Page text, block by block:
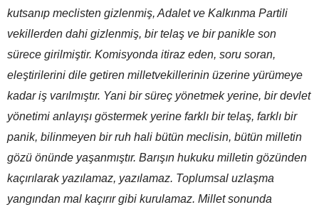
kutsanıp meclisten gizlenmiş, Adalet ve Kalkınma Partili
vekillerden dahi gizlenmiş, bir telaş ve bir panikle son
sürece girilmiştir. Komisyonda itiraz eden, soru soran,
eleştirilerini dile getiren milletvekillerinin üzerine yürümeye
kadar iş varılmıştır. Yani bir süreç yönetmek yerine, bir devlet
yönetimi anlayışı göstermek yerine farklı bir telaş, farklı bir
panik, bilinmeyen bir ruh hali bütün meclisin, bütün milletin
gözü önünde yaşanmıştır. Barışın hukuku milletin gözünden
kaçırılarak yazılamaz, yazılamaz. Toplumsal uzlaşma
yangından mal kaçırır gibi kurulamaz. Millet sonunda